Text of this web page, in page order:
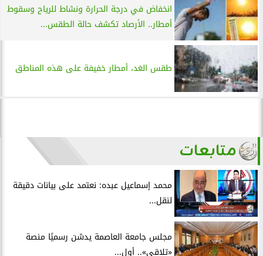
انخفاض في درجة الحرارة ونشاط للرياح وسقوط
أمطار.. الأرصاد تكشف حالة الطقس...
طقس الغد، أمطار خفيفة على هذه المناطق
متابعات
محمد إسماعيل عبده: نعتمد على بيانات دقيقة
لنقل...
مجلس جامعة العاصمة يدشن رسميًا منصة
«تلاقي».. أول...